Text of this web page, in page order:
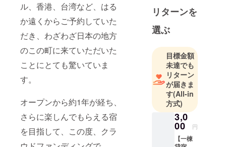
ル、香港、台湾など、はる
か遠くからご予約していた
だき、わざわざ日本の地方
のこの町に来ていただいた
ことにとても驚いていま
す。
オープンから約1年が経ち、
さらに楽しんでもらえる宿
を目指して、この度、クラ
リターンを
選ぶ
目標金額
未達でも
リターン
が届きま
す(All-in
方式)
3,0
00 円
【一棟